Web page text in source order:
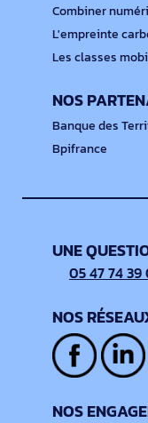
Combiner
L'empreinte
Les classes
NOS
Banque des
Bpifrance
UNE
05 47 74
NOS
NOS